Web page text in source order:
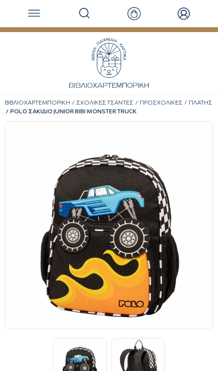
ΒΙΒΛΙΟΧΑΡΤΕΜΠΟΡΙΚΗ ΣΧΟΛΙΚΕΣ ΤΣΑΝΤΕΣ ΠΡΟΣΧΟΛΙΚΕΣ
ΠΛΑΤΗΣ
POLΟ ΣΑΚΙΔΙΟ JUNIOR BIBI MONSTER TRUCK